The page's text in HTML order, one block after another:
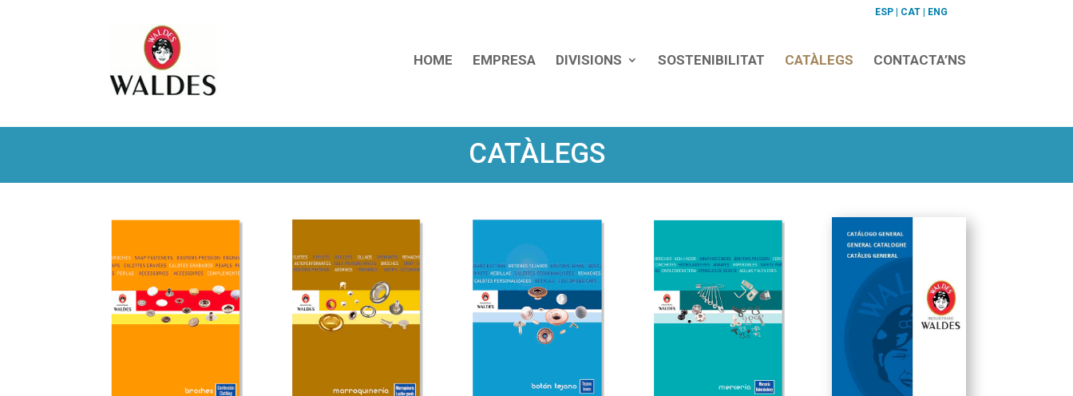
ESP CAT ENG
HOME EMPRESA DIVISIONS SOSTENIBILITAT CATÀLEGS CONTACTA’NS
CATÀLEGS